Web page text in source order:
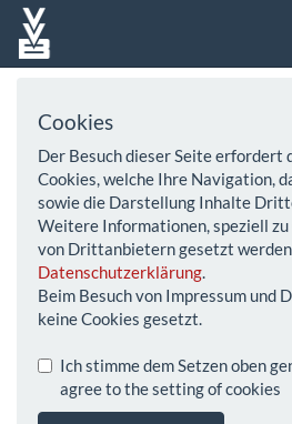
Cookies
Der Besuch dieser Seite erfordert
Cookies, welche Ihre Navigation,
sowie die Darstellung Inhalte
Weitere Informationen, speziell zu
von Drittanbietern gesetzt
Datenschutzerklärung.
Beim Besuch von Impressum und
keine Cookies gesetzt.
Ich stimme dem Setzen oben
agree to the setting of cookies